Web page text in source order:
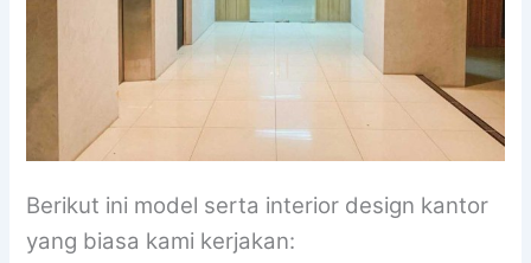
Berikut ini model serta interior design kantor
yang biasa kami kerjakan: